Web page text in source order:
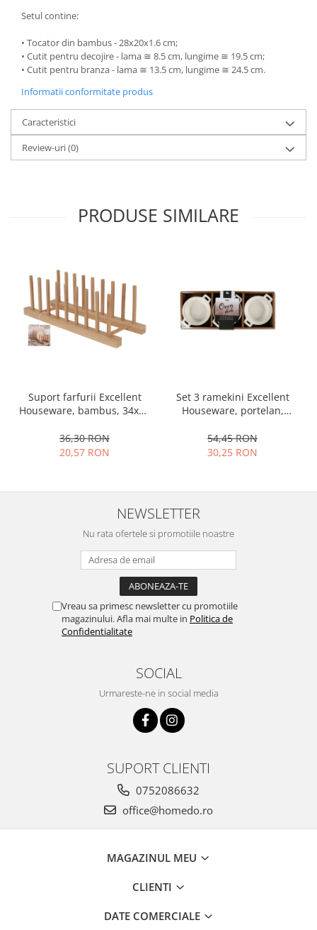
Ramekin
Aparate prajituri
Facalete
Forme briose
Lumanari tort
Ornare, insiropare si decorare
prajituri
Portionatoare si feliatoare
Suporturi prajituri
Ustensile antiaderente
Ustensile de masura
Setul contine:
• Tocator din bambus - 28x20x1.6 cm;
• Cutit pentru decojire - lama ≅ 8.5 cm, lungime ≅ 19.5 cm;
• Cutit pentru branza - lama ≅ 13.5 cm, lungime ≅ 24.5 cm.
Informatii conformitate produs
Caracteristici
Review-uri(0)
PRODUSE SIMILARE
Suport farfurii Excellent
Houseware, bambus, 34x12
36,30 RON
20,57 RON
Set 3 ramekini Excellent
Houseware, portelan,
54,45 RON
30,25 RON
NEWSLETTER
Nu rata ofertele si promotiile noastre
Vreau sa primesc newsletter cu promotiile
magazinului. Afla mai multe in Politica de
Confidentialitate
SOCIAL
Urmareste-ne in social media
SUPORT CLIENTI
0752086632
office@homedo.ro
MAGAZINUL MEU
CLIENTI
DATE COMERCIALE